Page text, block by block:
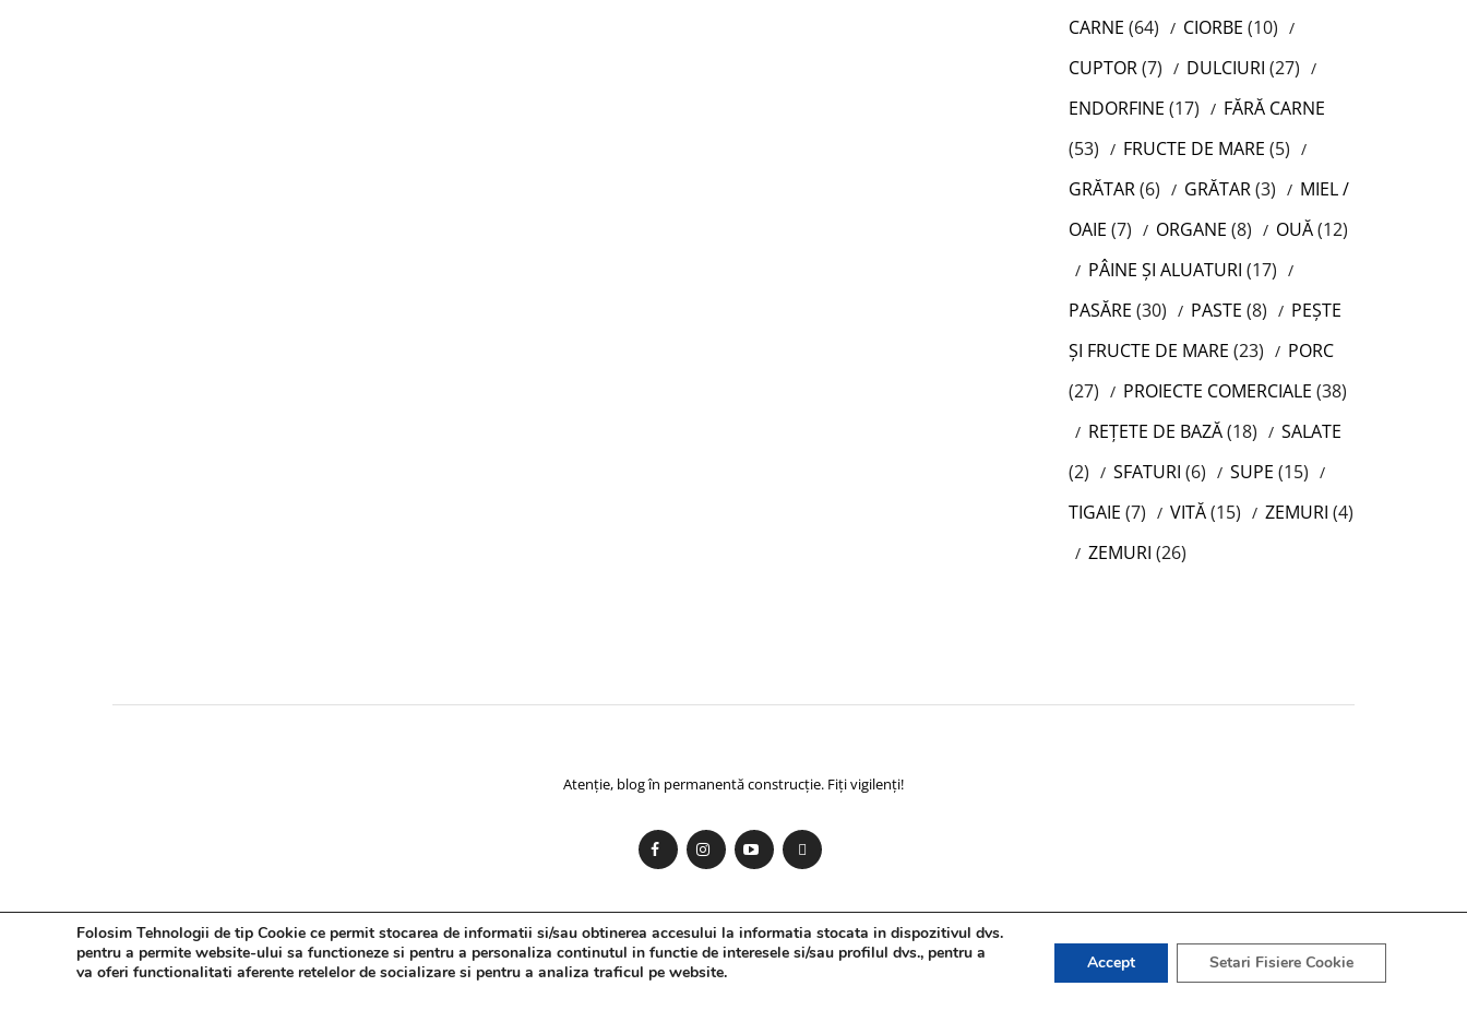
CARNE (64) CIORBE (10)
CUPTOR(7) DULCIURI (27)
ENDORFINE (17)
FĂRĂ CARNE
(53)
FRUCTE DE MARE (5)
GRĂTAR(6) GRĂTAR(3)
MIEL /
OAIE (7) ORGANE (8) OUĂ(12)
PÂINE ȘI ALUATURI (17)
PASĂRE (30) PASTE (8)
PEȘTE
ȘI FRUCTE DE MARE (23)
PORC
(27)
PROIECTE COMERCIALE (38)
REȚETE DE BAZĂ(18)
SALATE
(2)
SFATURI (6) SUPE (15)
TIGAIE (7) VITĂ(15) ZEMURI (4)
ZEMURI (26)
Atenție, blog în permanentă construcție. Fiți vigilenți!
Folosim Tehnologii de tip Cookie ce permit stocarea de informatii si/sau obtinerea accesului la informatia stocata in dispozitivul dvs.
pentru a permite website-ului sa functioneze si pentru a personaliza continutul in functie de interesele si/sau profilul dvs., pentru a
va oferi functionalitati aferente retelelor de socializare si pentru a analiza traficul pe website.
Accept Setari Fisiere Cookie